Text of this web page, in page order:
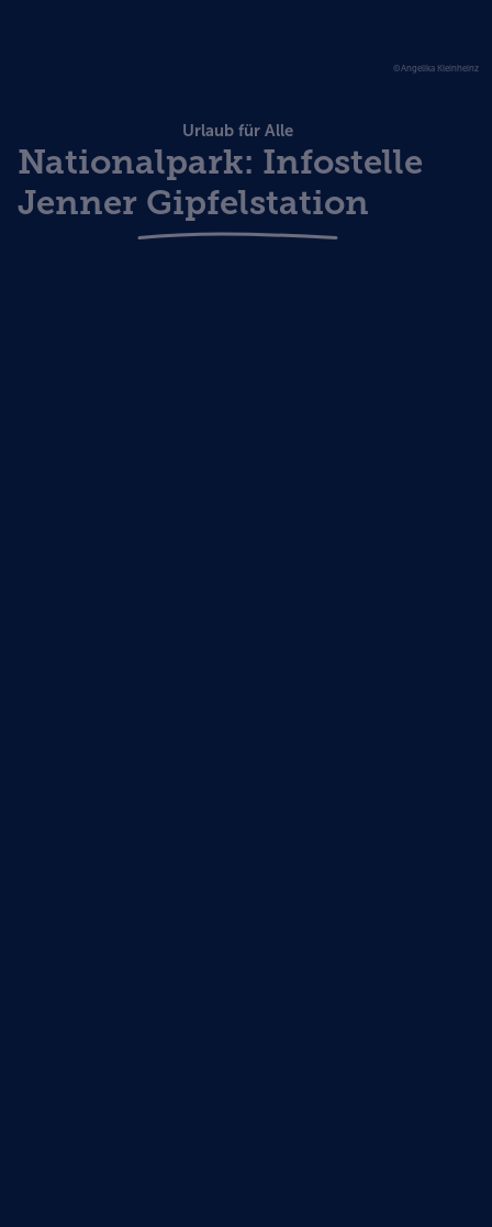
©Angelika Kleinheinz
Urlaub für Alle
Nationalpark: Infostelle
Jenner Gipfelstation